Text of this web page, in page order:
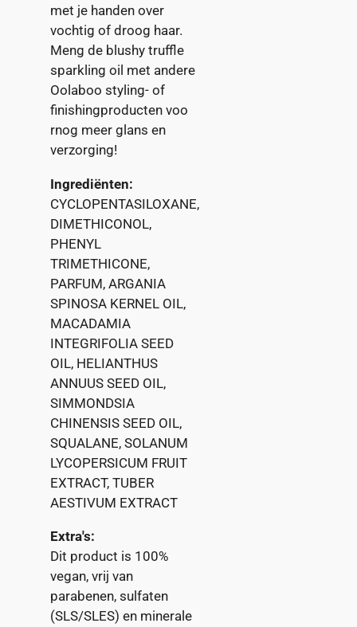
met je handen over
vochtig of droog haar.
Meng de blushy truffle
sparkling oil met andere
Oolaboo styling- of
finishingproducten voo
rnog meer glans en
verzorging!
Ingrediënten:
CYCLOPENTASILOXANE,
DIMETHICONOL,
PHENYL
TRIMETHICONE,
PARFUM, ARGANIA
SPINOSA KERNEL OIL,
MACADAMIA
INTEGRIFOLIA SEED
OIL, HELIANTHUS
ANNUUS SEED OIL,
SIMMONDSIA
CHINENSIS SEED OIL,
SQUALANE, SOLANUM
LYCOPERSICUM FRUIT
EXTRACT, TUBER
AESTIVUM EXTRACT
Extra's:
Dit product is 100%
vegan, vrij van
parabenen, sulfaten
(SLS/SLES) en minerale